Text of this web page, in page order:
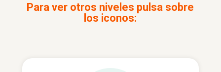
Para ver otros niveles pulsa sobre
los iconos: